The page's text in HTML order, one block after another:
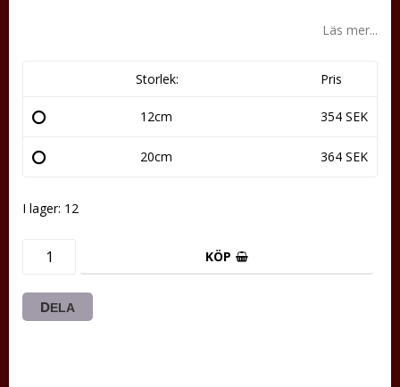
Läs mer...
Storlek: Pris
12cm 354 SEK
20cm 364 SEK
I lager: 12
KÖP
DELA